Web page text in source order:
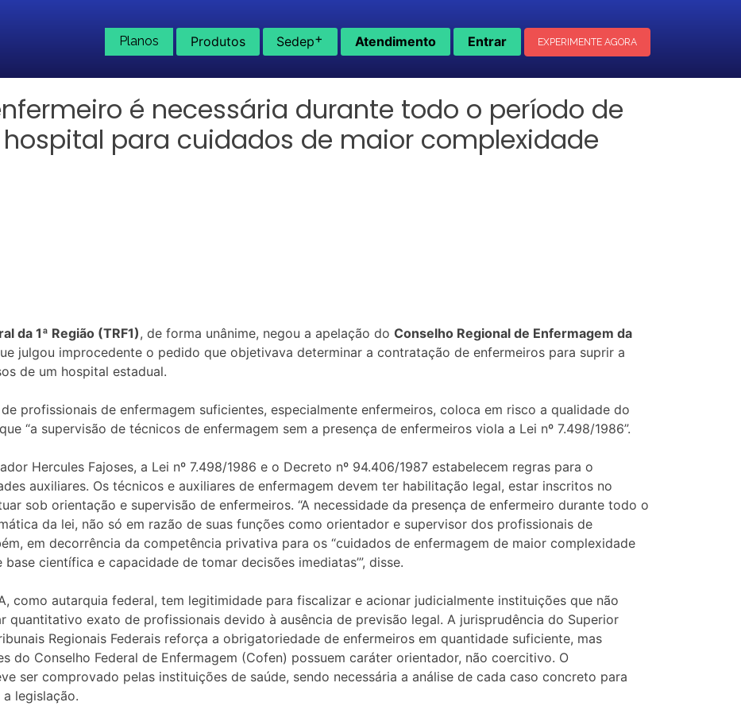
Planos Produtos Sedep+ Atendimento Entrar EXPERIMENTE AGORA
é necessária durante todo o período de
para cuidados de maior complexidade
da 1ª Região (TRF1), de forma unânime, negou a apelação do Conselho Regional de Enfermagem da
julgou improcedente o pedido que objetivava determinar a contratação de enfermeiros para suprir a
de um hospital estadual.
profissionais de enfermagem suficientes, especialmente enfermeiros, coloca em risco a qualidade do
“a supervisão de técnicos de enfermagem sem a presença de enfermeiros viola a Lei nº 7.498/1986”.
Hercules Fajoses, a Lei nº 7.498/1986 e o Decreto nº 94.406/1987 estabelecem regras para o
auxiliares. Os técnicos e auxiliares de enfermagem devem ter habilitação legal, estar inscritos no
sob orientação e supervisão de enfermeiros. “A necessidade da presença de enfermeiro durante todo o
da lei, não só em razão de suas funções como orientador e supervisor dos profissionais de
em decorrência da competência privativa para os “cuidados de enfermagem de maior complexidade
científica e capacidade de tomar decisões imediatas’”, disse.
como autarquia federal, tem legitimidade para fiscalizar e acionar judicialmente instituições que não
quantitativo exato de profissionais devido à ausência de previsão legal. A jurisprudência do Superior
Regionais Federais reforça a obrigatoriedade de enfermeiros em quantidade suficiente, mas
do Conselho Federal de Enfermagem (Cofen) possuem caráter orientador, não coercitivo. O
ser comprovado pelas instituições de saúde, sendo necessária a análise de cada caso concreto para
legislação.